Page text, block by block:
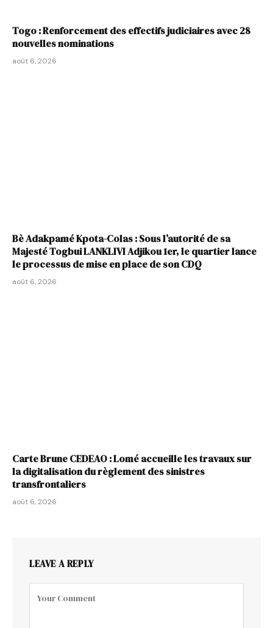
Togo : Renforcement des effectifs judiciaires avec 28
nouvelles nominations
août 6, 2026
Bè Adakpamé Kpota-Colas : Sous l’autorité de sa
Majesté Togbui LANKLIVI Adjikou 1er, le quartier lance
le processus de mise en place de son CDQ
août 6, 2026
Carte Brune CEDEAO : Lomé accueille les travaux sur
la digitalisation du règlement des sinistres
transfrontaliers
août 6, 2026
LEAVE A REPLY